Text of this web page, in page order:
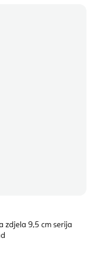
zdjela 9,5 cm serija